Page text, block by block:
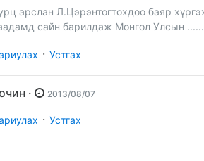
арслан Л.Цэрэнтогтохдоо баяр
сайн барилдаж Монгол Улсын
· Устгах
Зочин · 2013/08/07
· Устгах